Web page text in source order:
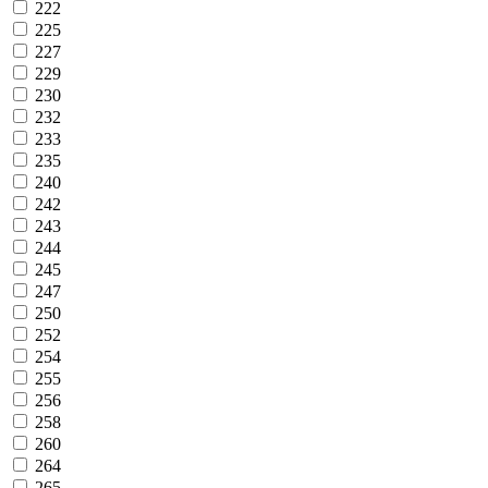
222
225
227
229
230
232
233
235
240
242
243
244
245
247
250
252
254
255
256
258
260
264